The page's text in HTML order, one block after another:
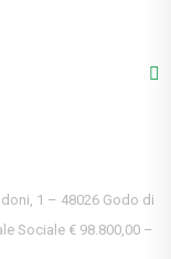
1 – 48026 Godo di
Sociale € 98.800,00 –